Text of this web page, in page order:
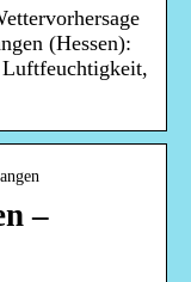
(Hessen):
Luftfeuchtigkeit,
–